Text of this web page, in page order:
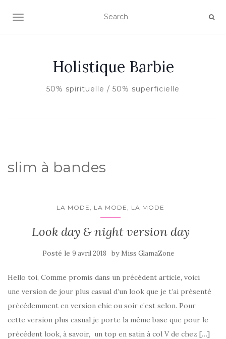
AFFICHER/MASQUER LA NAVIGATION
Holistique Barbie
50% spirituelle / 50% superficielle
slim à bandes
LA MODE, LA MODE, LA MODE
Look day & night version day
Posté le 9 avril 2018 by Miss GlamaZone
Hello toi, Comme promis dans un précédent article, voici
une version de jour plus casual d’un look que je t’ai présenté
précédemment en version chic ou soir c’est selon. Pour
cette version plus casual je porte la même base que pour le
précédent look, à savoir, un top en satin à col V de chez […]